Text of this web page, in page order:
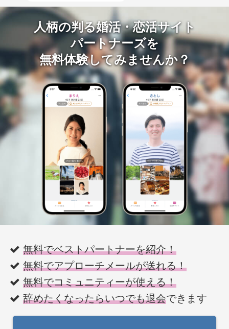
人柄の判る婚活・恋活サイト
パートナーズを
無料体験してみませんか？
無料でベストパートナーを紹介！
無料でアプローチメールが送れる！
無料でコミュニティーが使える！
辞めたくなったらいつでも退会できます